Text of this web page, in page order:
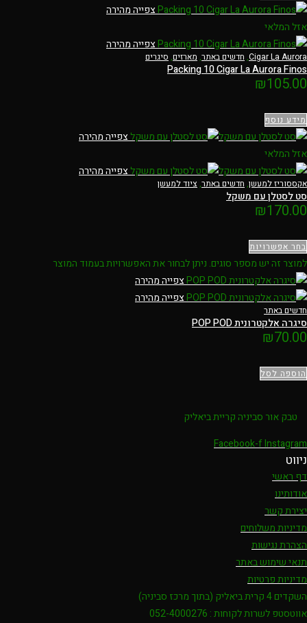
צפייה מהירה
אזל המלאי
צפייה מהירה
Cigar La Aurora
, חדשים באתר, מארזים, סיגרים
Packing 10 Cigar La Aurora Finos
₪105.00
מידע נוסף
צפייה מהירה
אזל המלאי
צפייה מהירה
אקססוריז למעשן, חדשים באתר, ציוד למעשן
סט לסטלן עם משקל
₪170.00
בחר אפשרויות
למוצר זה יש מספר סוגים. ניתן לבחור את האפשרויות בעמוד המוצר
צפייה מהירה
צפייה מהירה
חדשים באתר
סיגרה אלקטרונית POP POD
₪70.00
הוספה לסל
טבק אור סביניה קריית ביאליק
Facebook-fInstagram
ניווט
דף ראשי
אודותינו
יצירת קשר
מדיניות משלוחים
הצהרת נגישות
תנאי שימוש באתר
מדיניות פרטיות
השקדים 4 קרית ביאליק (בתוך מרכז סביניה)
אווטסטפ לשרות לקוחות : 052-4000276